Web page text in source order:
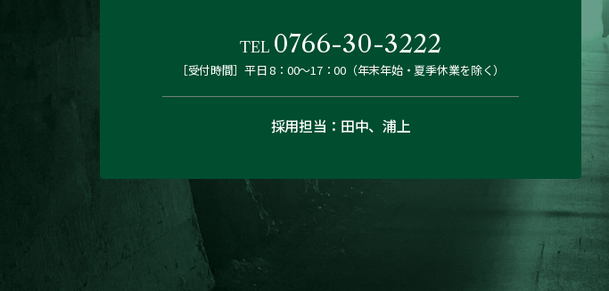
TEL 0766-30-3222
［受付時間］平日 8：00～17：00（年末年始・夏季休業を除く）
採用担当：田中、浦上